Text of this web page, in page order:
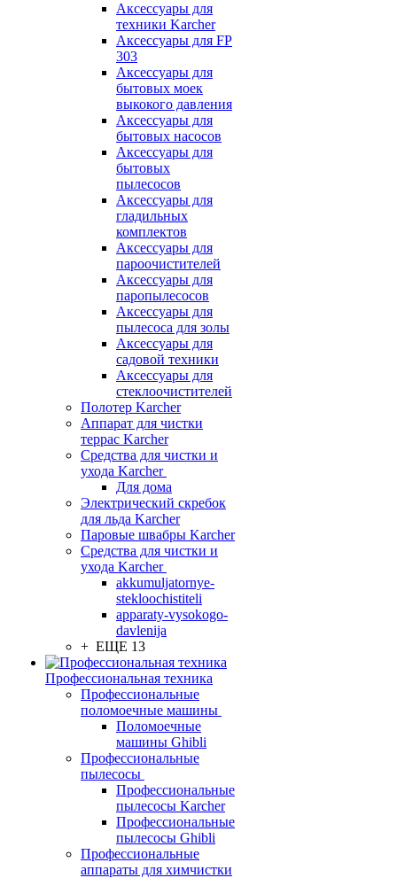
Аксессуары для
техники Karcher
Аксессуары для FP
303
Аксессуары для
бытовых моек
выкокого давления
Аксессуары для
бытовых насосов
Аксессуары для
бытовых
пылесосов
Аксессуары для
гладильных
комплектов
Аксессуары для
пароочистителей
Аксессуары для
паропылесосов
Аксессуары для
пылесоса для золы
Аксессуары для
садовой техники
Аксессуары для
стеклоочистителей
Полотер Karcher
Аппарат для чистки
террас Karcher
Средства для чистки и
ухода Karcher
Для дома
Электрический скребок
для льда Karcher
Паровые швабры Karcher
Средства для чистки и
ухода Karcher
akkumuljatornye-
stekloochistiteli
apparaty-vysokogo-
davlenija
+ ЕЩЕ 13
Профессиональная техника
Профессиональные
поломоечные машины
Поломоечные
машины Ghibli
Профессиональные
пылесосы
Профессиональные
пылесосы Karcher
Профессиональные
пылесосы Ghibli
Профессиональные
аппараты для химчистки